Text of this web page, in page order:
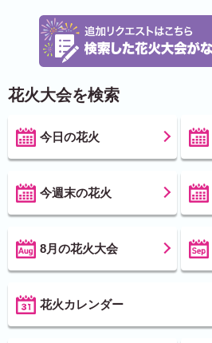
花火大会を検索
今日の花火
今週末の花火
8月の花火大会
花火カレンダー